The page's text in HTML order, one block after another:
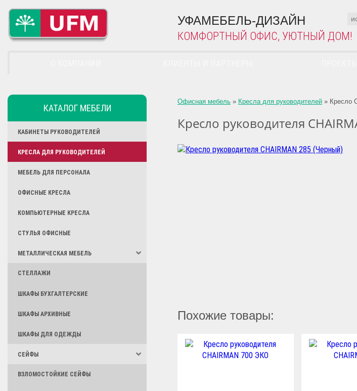
УФАМЕБЕЛЬ-ДИЗАЙН
КОМФОРТНЫЙ ОФИС, УЮТНЫЙ ДОМ!
КАТАЛОГ МЕБЕЛИ
КАБИНЕТЫ РУКОВОДИТЕЛЕЙ
КРЕСЛА ДЛЯ РУКОВОДИТЕЛЕЙ
МЕБЕЛЬ ДЛЯ ПЕРСОНАЛА
ОФИСНЫЕ КРЕСЛА
КОМПЬЮТЕРНЫЕ КРЕСЛА
СТУЛЬЯ ОФИСНЫЕ
МЕТАЛЛИЧЕСКАЯ МЕБЕЛЬ
СТЕЛЛАЖИ
ШКАФЫ БУХГАЛТЕРСКИЕ
ШКАФЫ АРХИВНЫЕ
ШКАФЫ ДЛЯ ОДЕЖДЫ
СЕЙФЫ
ВЗЛОМОСТОЙКИЕ СЕЙФЫ
Офисная мебель » Кресла для руководителей » Кресло
Кресло руководителя
Похожие товары: